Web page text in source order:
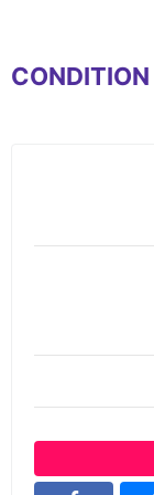
CONDITION